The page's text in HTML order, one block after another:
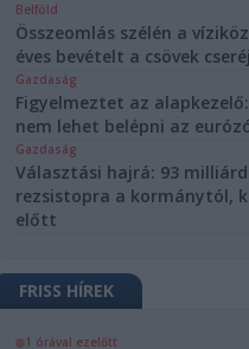
Belföld
Összeomlás szélén a
éves bevételt a csövek
Gazdaság
Figyelmeztet az
nem lehet belépni az
Gazdaság
Választási hajrá: 93
rezsistopra a kormánytól,
előtt
FRISS HÍREK
1 órával ezelőtt